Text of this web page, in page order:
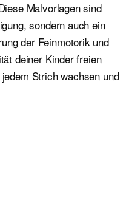
Malvorlagen sind
sondern auch ein
der Feinmotorik und
deiner Kinder freien
Strich wachsen und